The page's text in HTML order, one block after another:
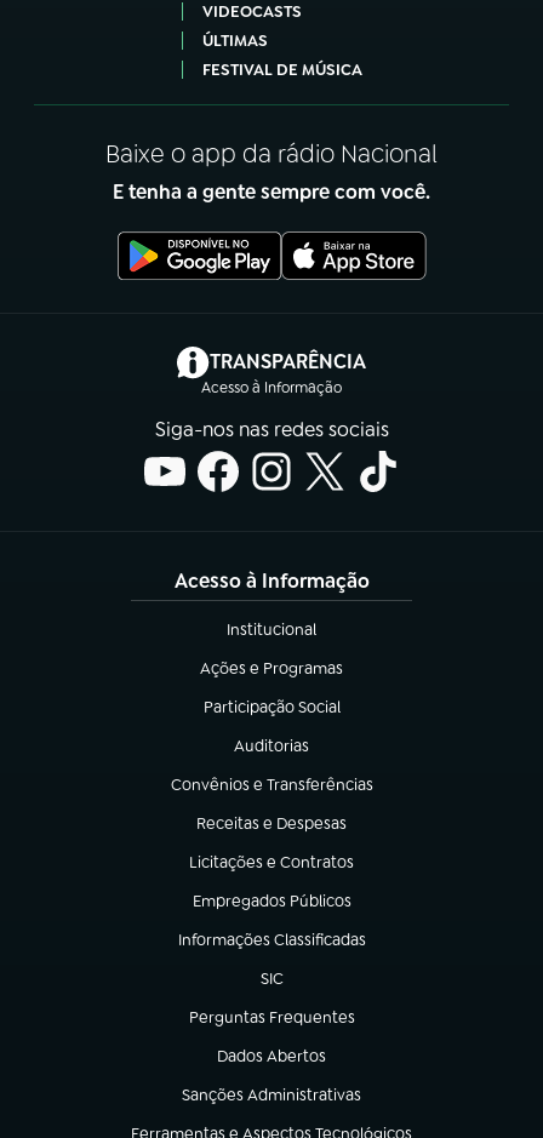
VIDEOCASTS
ÚLTIMAS
FESTIVAL DE MÚSICA
Baixe o app da rádio Nacional
E tenha a gente sempre com você.
TRANSPARÊNCIA
Acesso à Informação
(abre em nova aba)
Siga-nos nas redes sociais
Acesso à Informação
Institucional
(abre em nova aba)
Ações e Programas
(abre em nova aba)
Participação Social
(abre em nova aba)
Auditorias
(abre em nova aba)
Convênios e Transferências
(abre em nova aba)
Receitas e Despesas
(abre em nova aba)
Licitações e Contratos
(abre em nova aba)
Empregados Públicos
(abre em nova aba)
Informações Classificadas
(abre em nova aba)
SIC
(abre em nova aba)
Perguntas Frequentes
(abre em nova aba)
Dados Abertos
(abre em nova aba)
Sanções Administrativas
(abre em nova aba)